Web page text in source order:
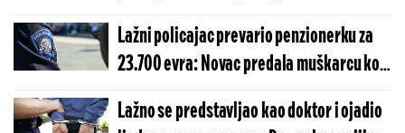
Ojadili je za 31.300 evra
Lažni policajac prevario penzionerku za
23.700 evra: Novac predala muškarcu koji
se predstavio kao taksista
Lažno se predstavljao kao doktor i ojadio